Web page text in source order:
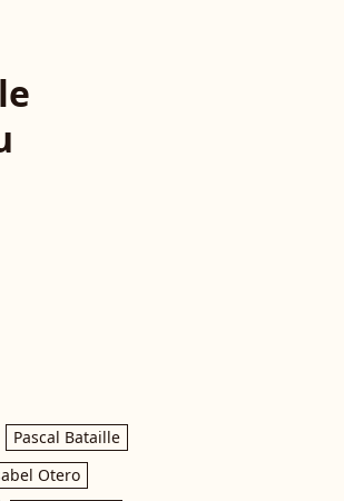
Pascal Bataille
Otero